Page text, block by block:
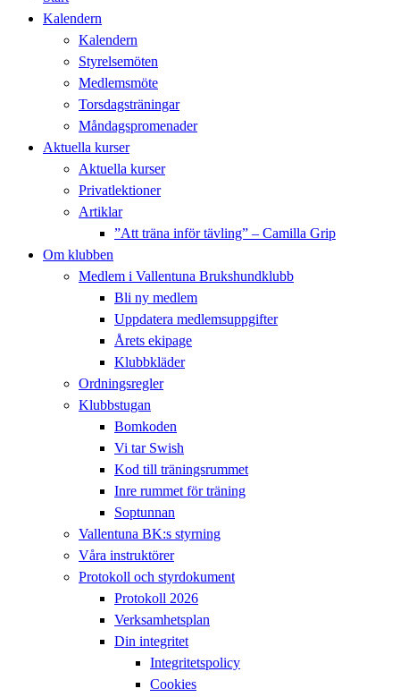
Kalendern
Kalendern
Styrelsemöten
Medlemsmöte
Torsdagsträningar
Måndagspromenader
Aktuella kurser
Aktuella kurser
Privatlektioner
Artiklar
”Att träna inför tävling” – Camilla Grip
Om klubben
Medlem i Vallentuna Brukshundklubb
Bli ny medlem
Uppdatera medlemsuppgifter
Årets ekipage
Klubbkläder
Ordningsregler
Klubbstugan
Bomkoden
Vi tar Swish
Kod till träningsrummet
Inre rummet för träning
Soptunnan
Vallentuna BK:s styrning
Våra instruktörer
Protokoll och styrdokument
Protokoll 2026
Verksamhetsplan
Din integritet
Integritetspolicy
Cookies